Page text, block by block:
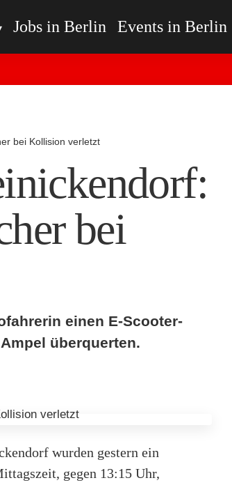
Jobs in Berlin Events in Berlin
bei Kollision verletzt
bei
einen E-Scooter-
überquerten.
wurden gestern ein
gegen 13:15 Uhr,